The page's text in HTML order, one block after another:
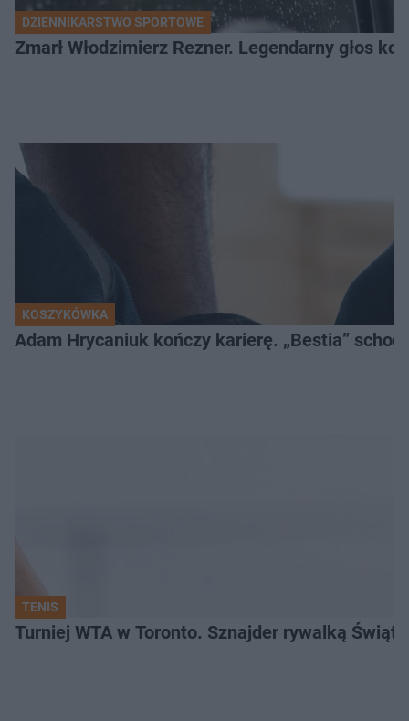
DZIENNIKARSTWO SPORTOWE
Zmarł Włodzimierz Rezner. Legendarny głos
KOSZYKÓWKA
Adam Hrycaniuk kończy karierę. „Bestia”
TENIS
Turniej WTA w Toronto. Sznajder rywalką